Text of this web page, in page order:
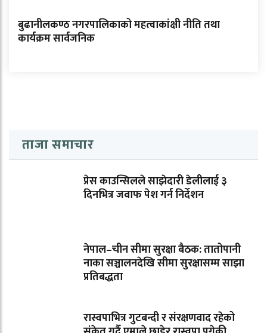
बुढानीलकण्ठ नगरपालिकाको महत्वाकांक्षी नीति तथा
कार्यक्रम सार्वजनिक
ताजा समाचार
प्रेस काउन्सिलले साझेदारी डेलीलाई ३
दिनभित्र जवाफ पेश गर्न निर्देशन
नेपाल–चीन सीमा सुरक्षा बैठक: तातोपानी
नाका सञ्चालनदेखि सीमा सुरक्षासम्म साझा
प्रतिबद्धता
रास्वपाभित्र गुटबन्दी र संरक्षणवाद रहेको